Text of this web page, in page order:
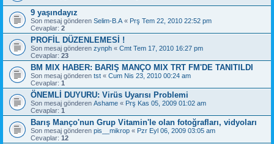
9 yaşındayız
Son mesaj gönderen Selim-B.A « Prş Tem 22, 2010 22:52 pm
Cevaplar: 2
PROFİL DÜZENLEMESİ !
Son mesaj gönderen zynph « Cmt Tem 17, 2010 16:27 pm
Cevaplar: 23
BM MIX HABER: BARIŞ MANÇO MIX TRT FM'DE TANITILDI
Son mesaj gönderen tst « Cum Nis 23, 2010 00:24 am
Cevaplar: 1
ÖNEMLİ DUYURU: Virüs Uyarısı Problemi
Son mesaj gönderen Ashame « Prş Kas 05, 2009 01:02 am
Cevaplar: 1
Barış Manço'nun Grup Vitamin'le olan fotoğrafları, vidyoları
Son mesaj gönderen pis__mikrop « Pzr Eyl 06, 2009 03:05 am
Cevaplar: 12